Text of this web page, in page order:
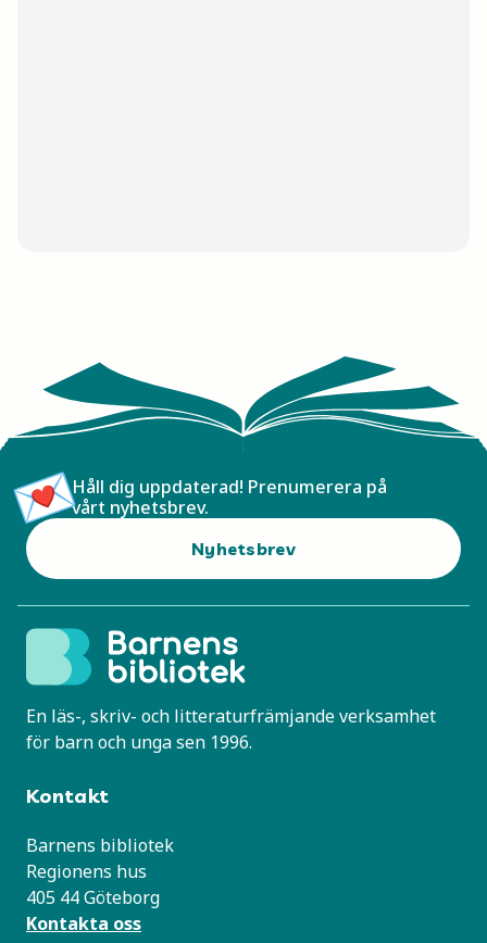
Håll dig uppdaterad! Prenumerera på
vårt nyhetsbrev.
Nyhetsbrev
En läs-, skriv- och litteraturfrämjande verksamhet
för barn och unga sen 1996.
Kontakt
Barnens bibliotek
Regionens hus
405 44 Göteborg
Kontakta oss